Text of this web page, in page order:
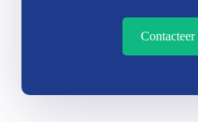
Contacteer